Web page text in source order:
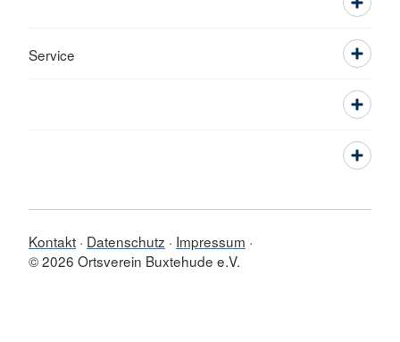
Service
Kontakt Datenschutz
Impressum
© 2026 Ortsverein Buxtehude e.V.